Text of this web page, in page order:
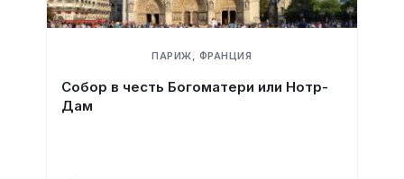
ПАРИЖ, ФРАНЦИЯ
Собор в честь Богоматери или Нотр-
Дам